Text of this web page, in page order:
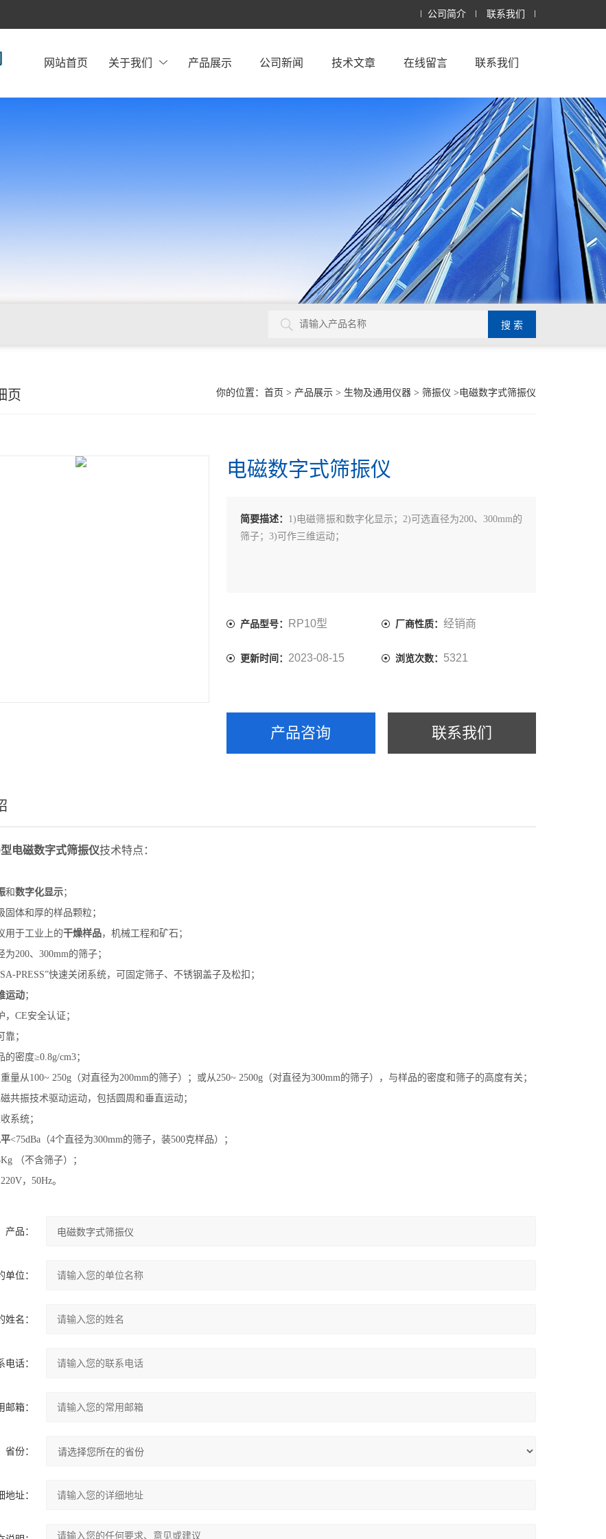
公司简介 联系我们
网站首页 关于我们 产品展示 公司新闻 技术文章 在线留言 联系我们
你的位置： 首页 > 产品展示 > 生物及通用仪器 > 筛振仪 >电磁数字式筛振仪
页
电磁数字式筛振仪
简要描述： 1)电磁筛振和数字化显示；2)可选直径为200、300mm的
筛子；3)可作三维运动；
产品型号： RP10型 厂商性质： 经销商
更新时间： 2023-08-15 浏览次数： 5321
产品咨询 联系我们
电磁数字式筛振仪技术特点：
和数字化显示；
固体和厚的样品颗粒；
用于工业上的干燥样品，机械工程和矿石；
200、300mm的筛子；
PRESS”快速关闭系统，可固定筛子、不锈钢盖子及松扣；
运动；
，CE安全认证；
；
密度≥0.8g/cm3；
量从100~ 250g（对直径为200mm的筛子）；或从250~ 2500g（对直径为300mm的筛子），与样品的密度和筛子的高度有关；
共振技术驱动运动，包括圆周和垂直运动；
系统；
<75dBa（4个直径为300mm的筛子，装500克样品）；
（不含筛子）；
，50Hz。
产品：
单位：
姓名：
电话：
邮箱：
省份：
地址：